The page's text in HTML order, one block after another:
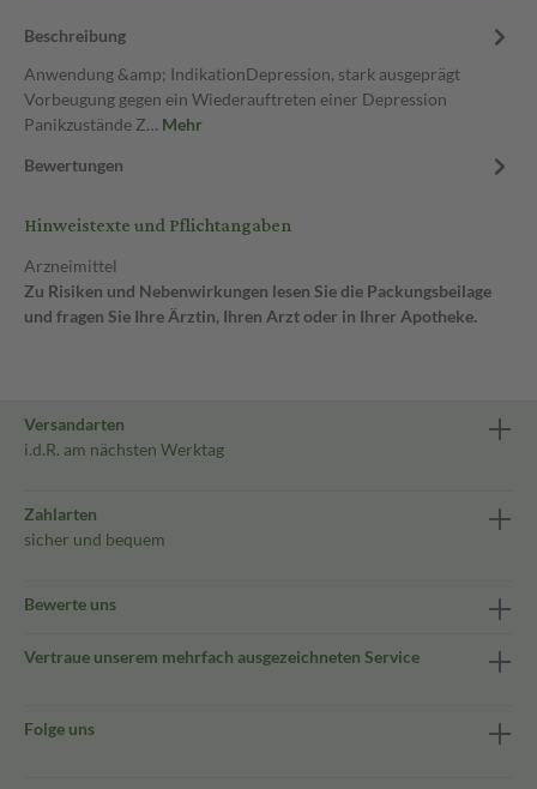
Beschreibung
Anwendung &amp; IndikationDepression, stark ausgeprägt
Vorbeugung gegen ein Wiederauftreten einer Depression
Panikzustände Z… Mehr
Bewertungen
Hinweistexte und Pflichtangaben
Arzneimittel
Zu Risiken und Nebenwirkungen lesen Sie die Packungsbeilage
und fragen Sie Ihre Ärztin, Ihren Arzt oder in Ihrer Apotheke.
Versandarten
i.d.R. am nächsten Werktag
Zahlarten
sicher und bequem
Bewerte uns
Vertraue unserem mehrfach ausgezeichneten Service
Folge uns